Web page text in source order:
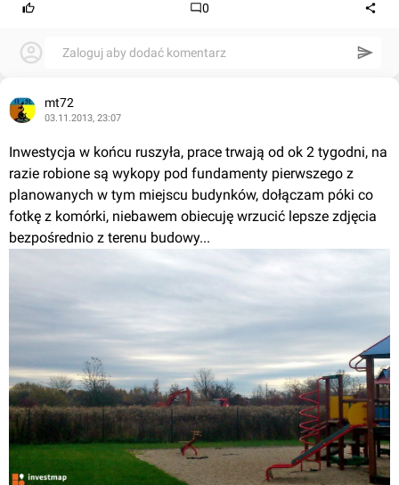
0
Zaloguj aby dodać komentarz
mt72
03.11.2013, 23:07
Inwestycja w końcu ruszyła, prace trwają od ok 2 tygodni, na
razie robione są wykopy pod fundamenty pierwszego z
planowanych w tym miejscu budynków, dołączam póki co
fotkę z komórki, niebawem obiecuję wrzucić lepsze zdjęcia
bezpośrednio z terenu budowy...